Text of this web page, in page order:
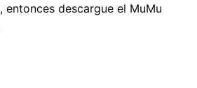
, entonces descargue el MuMu